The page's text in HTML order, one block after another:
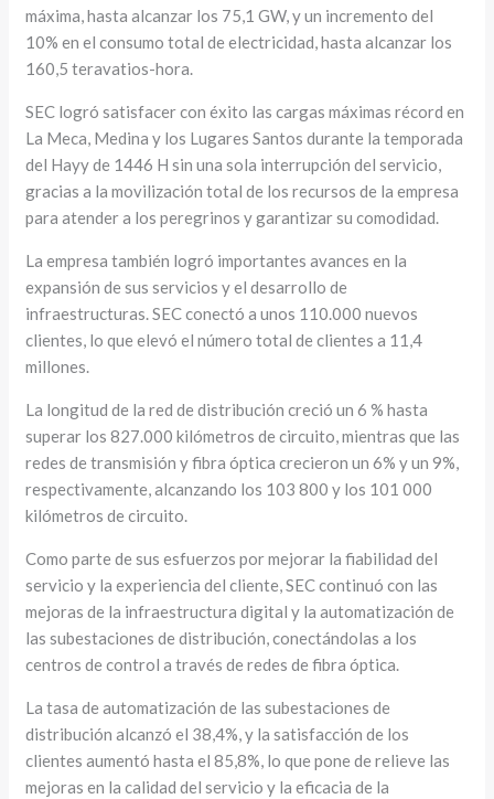
máxima, hasta alcanzar los 75,1 GW, y un incremento del
10% en el consumo total de electricidad, hasta alcanzar los
160,5 teravatios-hora.
SEC logró satisfacer con éxito las cargas máximas récord en
La Meca, Medina y los Lugares Santos durante la temporada
del Hayy de 1446 H sin una sola interrupción del servicio,
gracias a la movilización total de los recursos de la empresa
para atender a los peregrinos y garantizar su comodidad.
La empresa también logró importantes avances en la
expansión de sus servicios y el desarrollo de
infraestructuras. SEC conectó a unos 110.000 nuevos
clientes, lo que elevó el número total de clientes a 11,4
millones.
La longitud de la red de distribución creció un 6 % hasta
superar los 827.000 kilómetros de circuito, mientras que las
redes de transmisión y fibra óptica crecieron un 6% y un 9%,
respectivamente, alcanzando los 103 800 y los 101 000
kilómetros de circuito.
Como parte de sus esfuerzos por mejorar la fiabilidad del
servicio y la experiencia del cliente, SEC continuó con las
mejoras de la infraestructura digital y la automatización de
las subestaciones de distribución, conectándolas a los
centros de control a través de redes de fibra óptica.
La tasa de automatización de las subestaciones de
distribución alcanzó el 38,4%, y la satisfacción de los
clientes aumentó hasta el 85,8%, lo que pone de relieve las
mejoras en la calidad del servicio y la eficacia de la